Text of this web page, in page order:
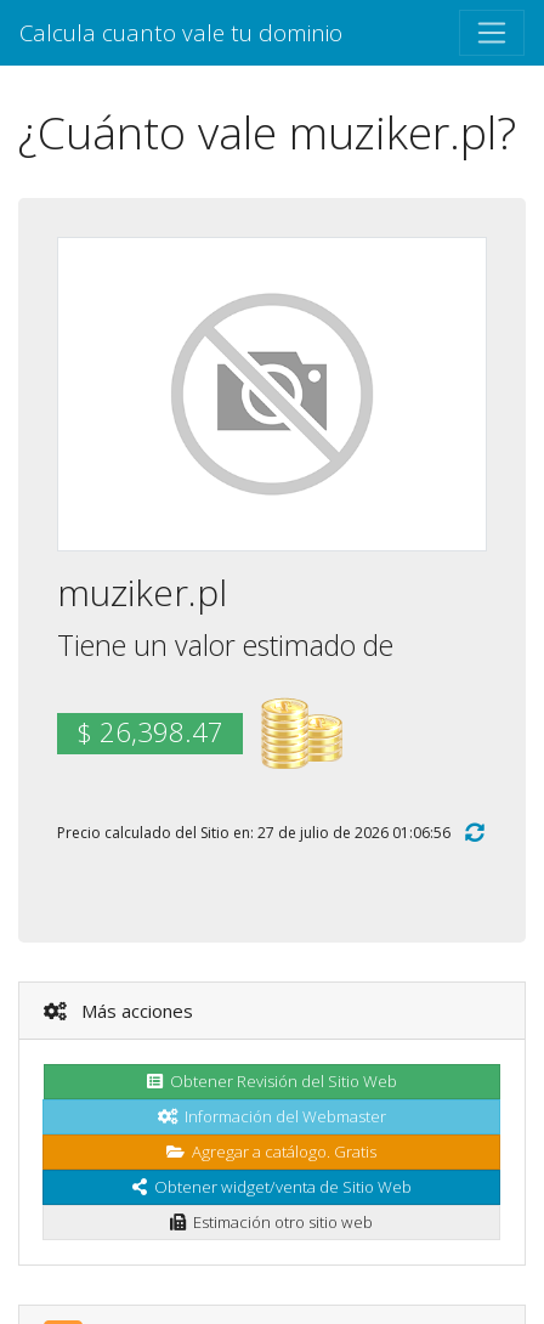
Calcula cuanto vale tu dominio
¿Cuánto vale muziker.pl?
muziker.pl
Tiene un valor estimado de
$ 26,398.47
Precio calculado del Sitio en: 27 de julio de 2026 01:06:56
Más acciones
Obtener Revisión del Sitio Web
Información del Webmaster
Agregar a catálogo. Gratis
Obtener widget/venta de Sitio Web
Estimación otro sitio web